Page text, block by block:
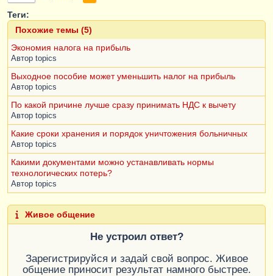
Теги:
Похожие темы (5)
Экономия налога на прибыль
Автор topics
Выходное пособие может уменьшить налог на прибыль
Автор topics
По какой причине лучше сразу принимать НДС к вычету
Автор topics
Какие сроки хранения и порядок уничтожения больничных
Автор topics
Какими документами можно устанавливать нормы
технологических потерь?
Автор topics
Живое общение
Не устроил ответ?
Зарегистрируйся и задай свой вопрос. Живое
общение приносит результат намного быстрее.